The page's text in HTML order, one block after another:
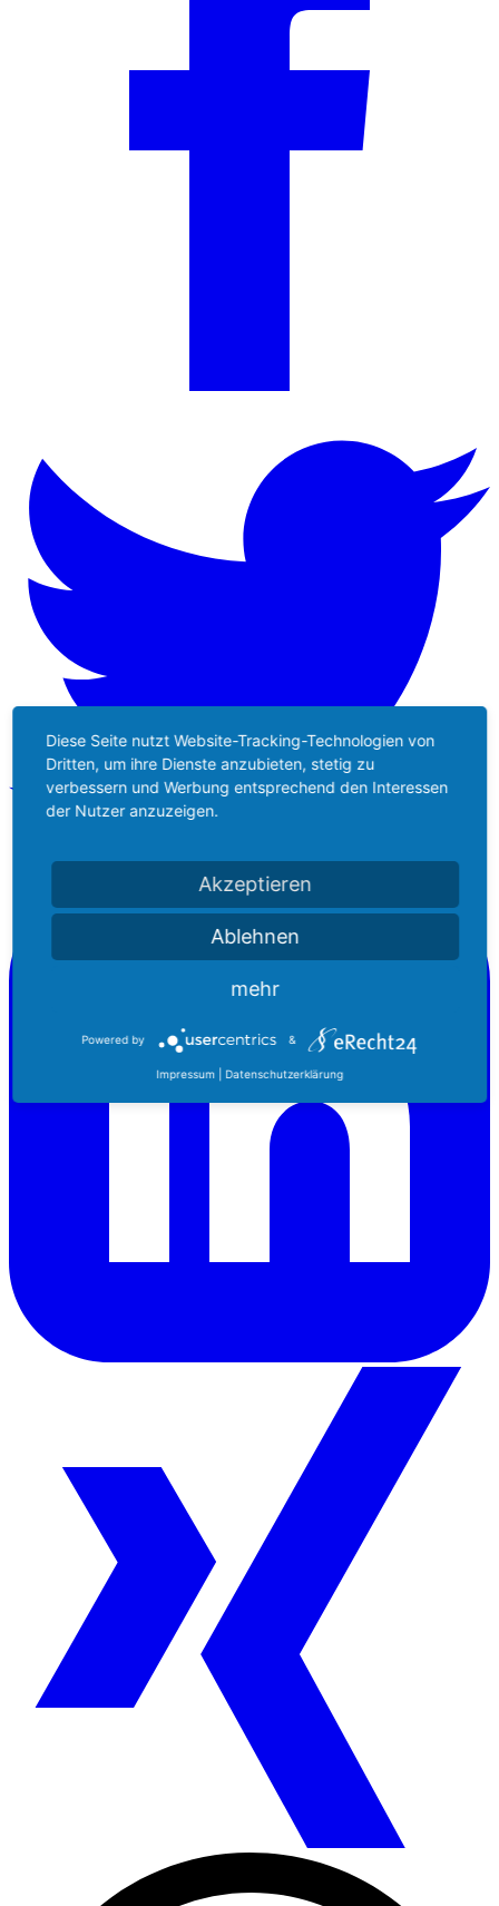
Diese Seite nutzt Website-Tracking-Technologien von
Dritten, um ihre Dienste anzubieten, stetig zu
verbessern und Werbung entsprechend den Interessen
der Nutzer anzuzeigen.
Akzeptieren
Ablehnen
mehr
Powered by &
Impressum Datenschutzerklärung